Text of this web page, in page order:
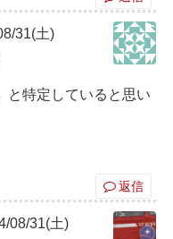
31(土)
と特定していると思い
返信
08/31(土)